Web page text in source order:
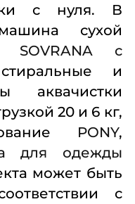
с нуля. В
сухой
SOVRANA с
и
аквачистки
20 и 6 кг,
PONY,
для одежды
может быть
с